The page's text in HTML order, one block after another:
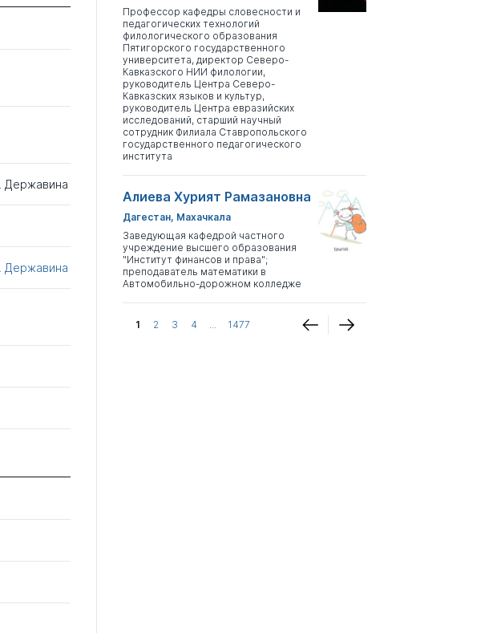
Державина
Державина
Профессор кафедры словесности и
педагогических технологий
филологического образования
Пятигорского государственного
университета, директор Северо-
Кавказского НИИ филологии,
руководитель Центра Северо-
Кавказских языков и культур,
руководитель Центра евразийских
исследований, старший научный
сотрудник Филиала Ставропольского
государственного педагогического
института
Алиева Хурият Рамазановна
Дагестан, Махачкала
Заведующая кафедрой частного
учреждение высшего образования
"Институт финансов и права";
преподаватель математики в
Автомобильно-дорожном колледже
1 2 3 4 ... 1477